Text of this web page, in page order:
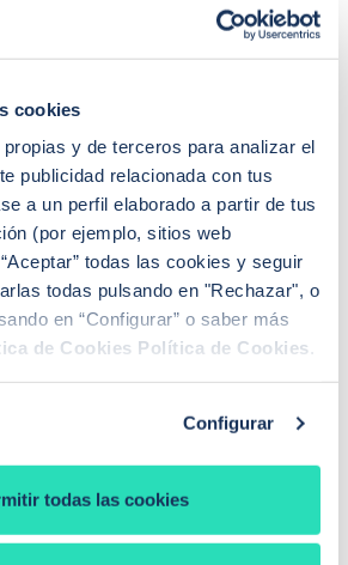
cookies
y de terceros para analizar el
publicidad relacionada con tus
a un perfil elaborado a partir de tus
(por ejemplo, sitios web
todas las cookies y seguir
todas pulsando en "Rechazar", o
en “Configurar” o saber más
de Cookies Política de Cookies .
Configurar
todas las cookies
para conocer con exactitud y
conocer la
y tomar decisiones financieras
los cálculos de cómo quedaría
tras la revisión
, con el nuevo tipo
aplicará, unos dos o tres meses
Al final de este artículo te
prepararse ante una subida de